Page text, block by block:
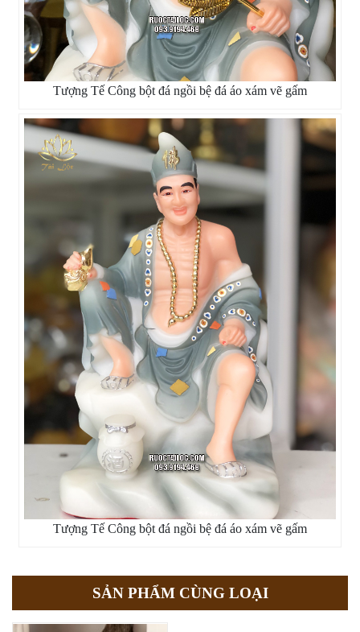
Tượng Tế Công bột đá ngồi bệ đá áo xám vẽ gấm
Tượng Tế Công bột đá ngồi bệ đá áo xám vẽ gấm
SẢN PHẨM CÙNG LOẠI